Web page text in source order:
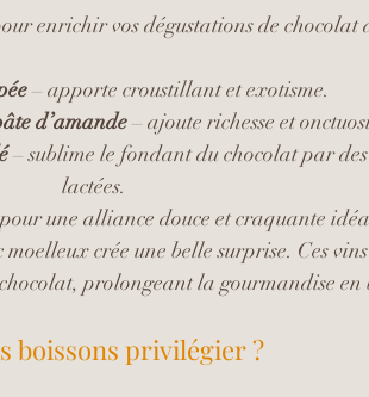
enrichir vos dégustations de chocolat
– apporte croustillant et exotisme.
d’amande – ajoute richesse et
– sublime le fondant du chocolat par
lactées.
une alliance douce et craquante
crée une belle surprise. Ces
prolongeant la gourmandise en
boissons privilégier ?